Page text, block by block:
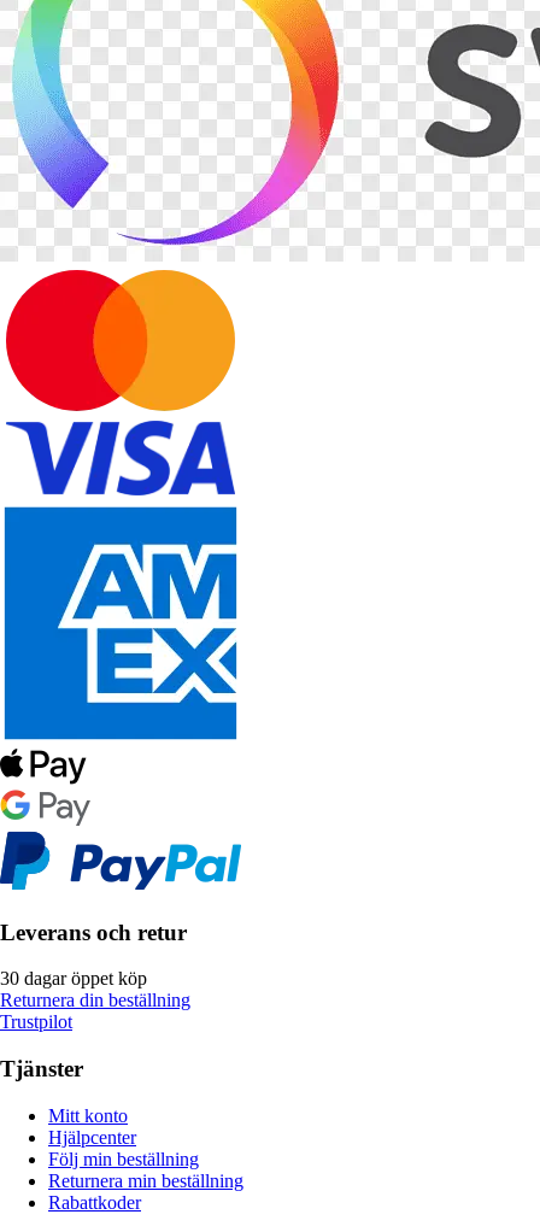
Leverans och retur
30 dagar öppet köp
Returnera din beställning
Trustpilot
Tjänster
Mitt konto
Hjälpcenter
Följ min beställning
Returnera min beställning
Rabattkoder